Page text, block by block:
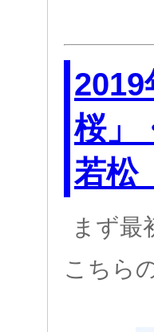
2019
桜」
若松
まず最
こちら